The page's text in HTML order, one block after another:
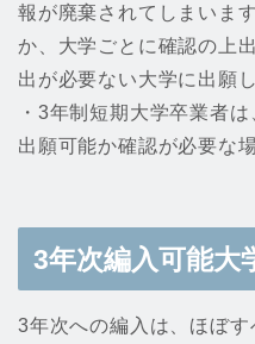
報が廃棄されてしまいま
か、大学ごとに確認の上
出が必要ない大学に出願
・3年制短期大学卒業者
出願可能か確認が必要な
3年次編入可能大
3年次への編入は、ほぼ